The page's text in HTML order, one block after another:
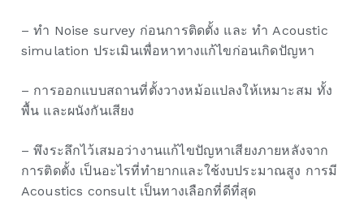
– ทำ Noise survey ก่อนการติดตั้ง และ ทำ Acoustic
simulation ประเมินเพื่อหาทางแก้ไขก่อนเกิดปัญหา
– การออกแบบสถานที่ตั้งวางหม้อแปลงให้เหมาะสม ทั้ง
พื้น และผนังกันเสียง
– พึงระลึกไว้เสมอว่างานแก้ไขปัญหาเสียงภายหลังจาก
การติดตั้ง เป็นอะไรที่ทำยากและใช้งบประมาณสูง การมี
Acoustics consult เป็นทางเลือกที่ดีที่สุด